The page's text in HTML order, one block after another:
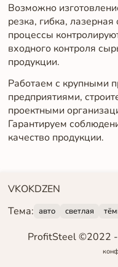
Возможно
резка, гибка,
процессы
входного контроля
продукции.
Работаем с крупными
предприятиями,
проектными
Гарантируем
качество продукции.
VKOKDZEN
Тема: авто светлая
ProfitSteel ©2022 -